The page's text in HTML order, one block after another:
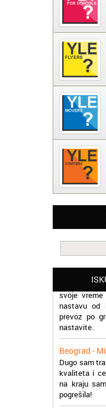
Beograd -
Završila
Pohadam
moderne
svoje
prevoz po
nastavite.
Beograd -
kvaliteta i
na kraju
pogrešila!
Čukarica -